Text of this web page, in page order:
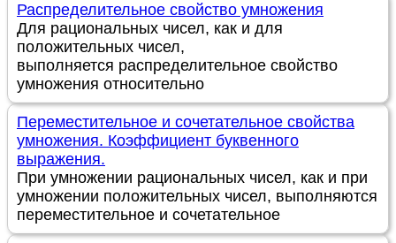
Распределительное свойство умножения
Для рациональных чисел, как и для
положительных чисел,
выполняется распределительное свойство
умножения относительно
Переместительное и сочетательное свойства
умножения. Коэффициент буквенного
выражения.
При умножении рациональных чисел, как и при
умножении положительных чисел, выполняются
переместительное и сочетательное